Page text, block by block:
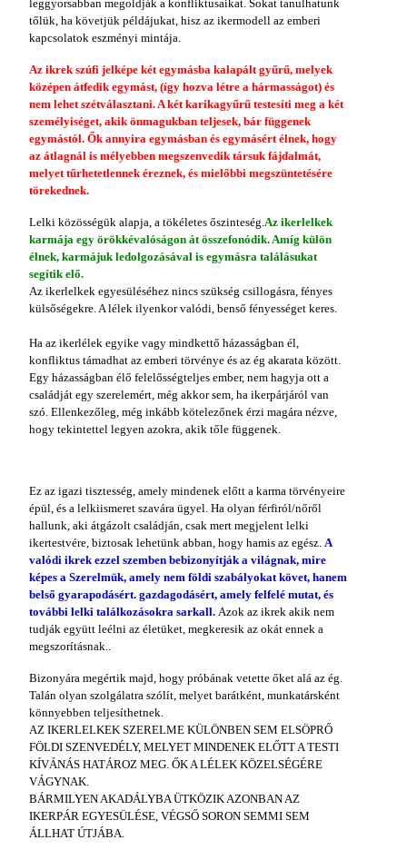
leggyorsabban megoldják a konfliktusaikat. Sokat tanulhatunk
tőlük, ha követjük példájukat, hisz az ikermodell az emberi
kapcsolatok eszményi mintája.
Az ikrek szúfi jelképe két egymásba kalapált gyűrű, melyek
középen átfedik egymást, (így hozva létre a hármasságot) és
nem lehet szétválasztani. A két karikagyűrű testesíti meg a két
személyiséget, akik önmagukban teljesek, bár függenek
egymástól. Ők annyira egymásban és egymásért élnek, hogy
az átlagnál is mélyebben megszenvedik társuk fájdalmát,
melyet tűrhetetlennek éreznek, és mielőbbi megszüntetésére
törekednek.
Lelki közösségük alapja, a tökéletes őszinteség.Az ikerlelkek
karmája egy örökkévalóságon át összefonódik. Amíg külön
élnek, karmájuk ledolgozásával is egymásra találásukat
segítik elő.
Az ikerlelkek egyesüléséhez nincs szükség csillogásra, fényes
külsőségekre. A lélek ilyenkor valódi, benső fényességet keres.
Ha az ikerlélek egyike vagy mindkettő házasságban él,
konfliktus támadhat az emberi törvénye és az ég akarata között.
Egy házasságban élő felelősségteljes ember, nem hagyja ott a
családját egy szerelemért, még akkor sem, ha ikerpárjáról van
szó. Ellenkezőleg, még inkább kötelezőnek érzi magára nézve,
hogy tekintettel legyen azokra, akik tőle függenek.
Ez az igazi tisztesség, amely mindenek előtt a karma törvényeire
épül, és a lelkiismeret szavára ügyel. Ha olyan férfiról/nőről
hallunk, aki átgázolt családján, csak mert megjelent lelki
ikertestvére, biztosak lehetünk abban, hogy hamis az egész. A
valódi ikrek ezzel szemben bebizonyítják a világnak, mire
képes a Szerelmük, amely nem földi szabályokat követ, hanem
belső gyarapodásért. gazdagodásért, amely felfelé mutat, és
további lelki találkozásokra sarkall. Azok az ikrek akik nem
tudják együtt leélni az életüket, megkeresik az okát ennek a
megszorításnak..
Bizonyára megértik majd, hogy próbának vetette őket alá az ég.
Talán olyan szolgálatra szólít, melyet barátként, munkatársként
könnyebben teljesíthetnek.
AZ IKERLELKEK SZERELME KÜLÖNBEN SEM ELSÖPRŐ
FÖLDI SZENVEDÉLY, MELYET MINDENEK ELŐTT A TESTI
KÍVÁNÁS HATÁROZ MEG. ŐK A LÉLEK KÖZELSÉGÉRE
VÁGYNAK.
BÁRMILYEN AKADÁLYBA ÜTKÖZIK AZONBAN AZ
IKERPÁR EGYESÜLÉSE, VÉGSŐ SORON SEMMI SEM
ÁLLHAT ÚTJÁBA.